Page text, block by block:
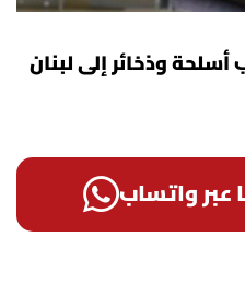
وذخائر إلى لبنان
عبر واتساب